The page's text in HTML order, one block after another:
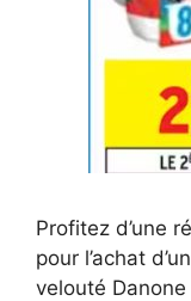
Profitez d’une
pour l’achat
velouté